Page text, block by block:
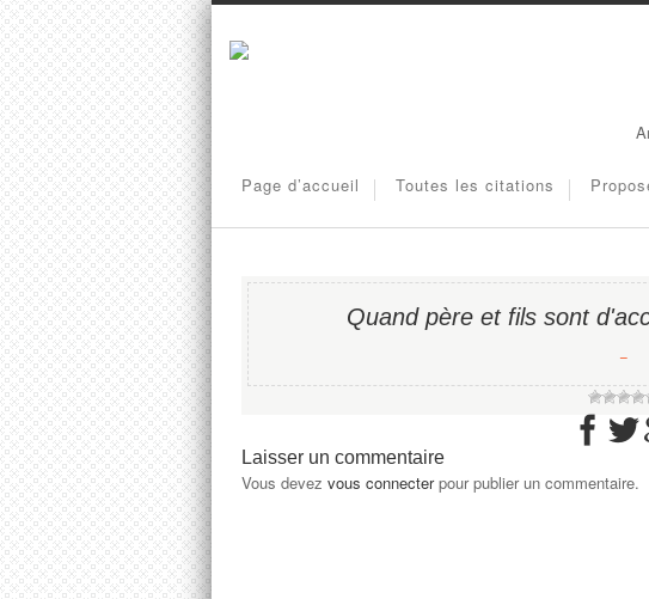
Page d’accueil Toutes les citations
Quand père et fils sont
−
Laisser un commentaire
Vous devez vous connecterpour publier un commentaire.